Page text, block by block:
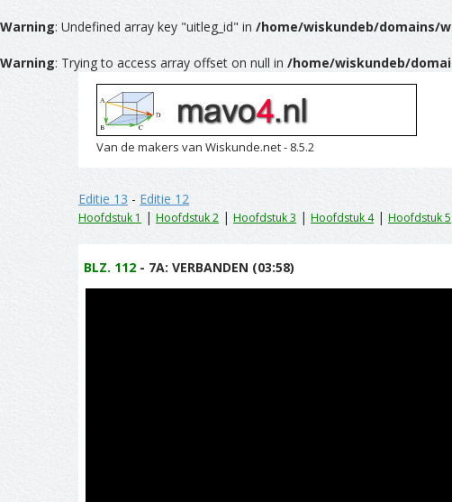
Warning: Undefined array key "uitleg_id" in /home/wiskundeb/domains/
Warning: Trying to access array offset on null in /home/wiskundeb/
Van de makers van Wiskunde.net - 8.5.2
Editie 13 - Editie 12
Hoofdstuk 1 | Hoofdstuk 2 | Hoofdstuk 3 | Hoofdstuk 4| Hoofdstuk 5
BLZ. 112 - 7A: VERBANDEN (03:58)